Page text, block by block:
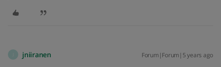
jniiranen Forum|Forum|5 years ago